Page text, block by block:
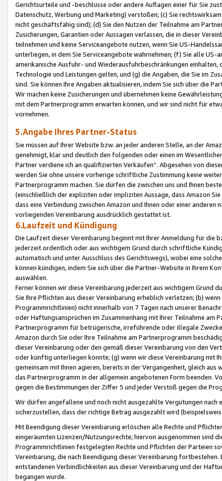
Gerichtsurteile und -beschlüsse oder andere Auflagen einer für Sie
Datenschutz, Werbung und Marketing) verstoßen; (c) Sie
nicht geschäftsfähig sind); (d) Sie den Nutzen der Teilnahme am
Zusicherungen, Garantien oder Aussagen verlassen, die in dieser
teilnehmen und keine Serviceangebote nutzen, wenn Sie US-
unterliegen, in dem Sie Serviceangebote wahrnehmen; (f) Sie alle
amerikanische Ausfuhr- und Wiederausfuhrbeschränkungen
Technologie und Leistungen gelten, und (g) die Angaben, die Sie im
sind. Sie können Ihre Angaben aktualisieren, indem Sie sich über die
Wir machen keine Zusicherungen und übernehmen keine
mit dem Partnerprogramm erwarten können, und wir sind nicht für
vornehmen.
5.Angabe Ihres Partner-Status
Sie müssen auf Ihrer Website bzw. an jeder anderen Stelle, an der
genehmigt, klar und deutlich den folgenden oder einen im
Partner verdiene ich an qualifizierten Verkäufen“. Abgesehen von
werden Sie ohne unsere vorherige schriftliche Zustimmung keine
Partnerprogramm machen. Sie dürfen die zwischen uns und Ihnen
(einschließlich der expliziten oder impliziten Aussage, dass Amazon
dass eine Verbindung zwischen Amazon und Ihnen oder einer
vorliegenden Vereinbarung ausdrücklich gestattet ist.
6.Laufzeit und Kündigung
Die Laufzeit dieser Vereinbarung beginnt mit Ihrer Anmeldung für die
jederzeit ordentlich oder aus wichtigem Grund durch schriftliche
automatisch und unter Ausschluss des Gerichtswegs), wobei eine
können kündigen, indem Sie sich über die Partner-Website in Ihrem
auswählen.
Ferner können wir diese Vereinbarung jederzeit aus wichtigem Grund
Sie Ihre Pflichten aus dieser Vereinbarung erheblich verletzen; (b)
Programmrichtlinien) nicht innerhalb von 7 Tagen nach unserer
oder Haftungsansprüchen im Zusammenhang mit Ihrer Teilnahme am
Partnerprogramm für betrügerische, irreführende oder illegale
Amazon durch Sie oder Ihre Teilnahme am Partnerprogramm
dieser Vereinbarung oder den gemäß dieser Vereinbarung von den
oder künftig unterliegen könnte; (g) wenn wir diese Vereinbarung mit
gemeinsam mit Ihnen agieren, bereits in der Vergangenheit, gleich
das Partnerprogramm in der allgemein angebotenen Form beenden.
gegen die Bestimmungen der Ziffer 5 und jeder Verstoß gegen die
Wir dürfen angefallene und noch nicht ausgezahlte Vergütungen
sicherzustellen, dass der richtige Betrag ausgezahlt wird
Mit Beendigung dieser Vereinbarung erlöschen alle Rechte und
eingeräumten Lizenzen/Nutzungsrechte; hiervon ausgenommen sind
Programmrichtlinien festgelegten Rechte und Pflichten der Parteien
Vereinbarung, die nach Beendigung dieser Vereinbarung
entstandenen Verbindlichkeiten aus dieser Vereinbarung und der
begangen wurde.